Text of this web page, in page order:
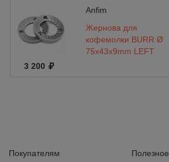
Anfim
Жернова для
кофемолки BURR Ø
75x43x9mm LEFT
3 200
Покупателям
Полезное